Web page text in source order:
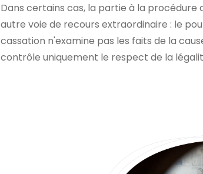
Dans certains cas, la partie à la procédure
autre voie de recours extraordinaire : le
cassation n'examine pas les faits de la
contrôle uniquement le respect de la